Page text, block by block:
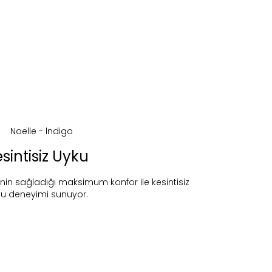
Uyku
sağladığı maksimum konfor ile kesintisiz
deneyimi sunuyor.